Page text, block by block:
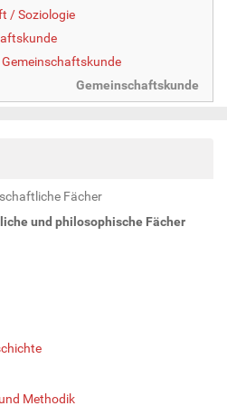
/ Soziologie
Gemeinschaftskunde
Fächer
und philosophische Fächer
Methodik